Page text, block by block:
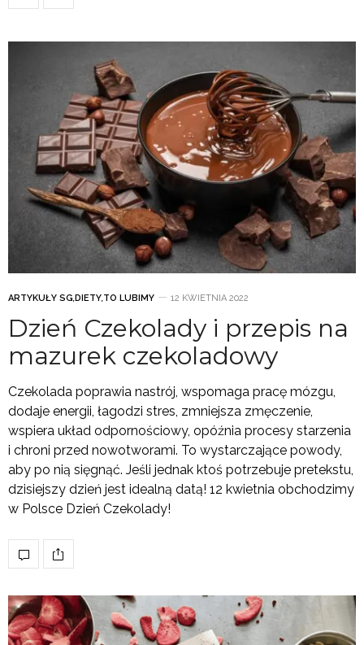
ARTYKUŁY SG,DIETY,TO LUBIMY 12 KWIETNIA 2022
Dzień Czekolady i przepis na
mazurek czekoladowy
Czekolada poprawia nastrój, wspomaga pracę mózgu,
dodaje energii, łagodzi stres, zmniejsza zmęczenie,
wspiera układ odpornościowy, opóźnia procesy starzenia
i chroni przed nowotworami. To wystarczające powody,
aby po nią sięgnąć. Jeśli jednak ktoś potrzebuje pretekstu,
dzisiejszy dzień jest idealną datą! 12 kwietnia obchodzimy
w Polsce Dzień Czekolady!